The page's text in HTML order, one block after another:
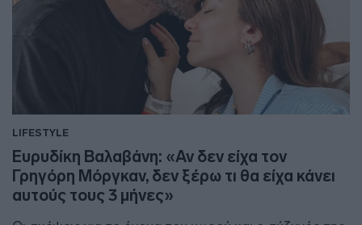
LIFESTYLE
Ευρυδίκη Βαλαβάνη: «Αν δεν είχα τον
Γρηγόρη Μόργκαν, δεν ξέρω τι θα είχα κάνει
αυτούς τους 3 μήνες»